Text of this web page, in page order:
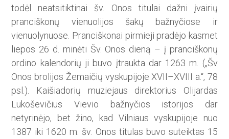
todėl neatsitiktinai šv. Onos titulai dažni įvairių
pranciškonų vienuolijos šakų bažnyčiose ir
vienuolynuo­se. Pranciškonai pirmieji pradėjo kasmet
liepos 26 d. minėti Šv. Onos dieną – į pranciškonų
ordino kalendorių ji buvo įtraukta dar 1263 m. („Šv
Onos brolijos Žemaičių vys­kupijoje XVII–XVIII a.“, 78
psl.). Kaišiadorių muziejaus direktorius Olijardas
Lukoševičius Vievio bažnyčios istorijos dar
netyrinėjo, bet žino, kad Vilniaus vyskupijoje nuo
1387 iki 1620 m. šv. Onos titulas buvo suteiktas 15